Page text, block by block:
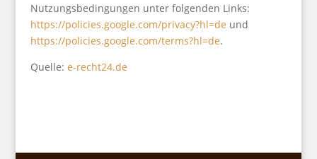
Nutzungsbedingungen unter folgenden Links:
https://policies.google.com/privacy?hl=de und
https://policies.google.com/terms?hl=de.
Quelle: e-recht24.de